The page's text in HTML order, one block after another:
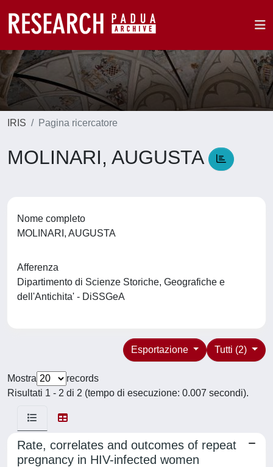
IRIS Pagina ricercatore
MOLINARI, AUGUSTA
Nome completo
MOLINARI, AUGUSTA
Afferenza
Dipartimento di Scienze Storiche, Geografiche e
dell'Antichita' - DiSSGeA
Tutti (2)
Esportazione
Mostra
records
Risultati 1 - 2 di 2 (tempo di esecuzione: 0.007 secondi).
Rate, correlates and outcomes of repeat
pregnancy in HIV-infected women